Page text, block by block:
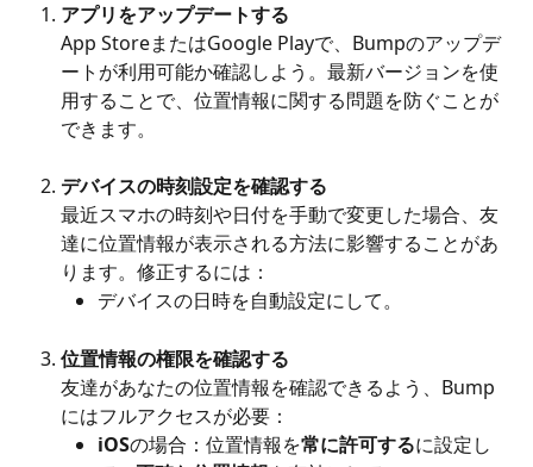
アプリをアップデートする
App StoreまたはGoogle Playで、Bumpのアップデ
ートが利用可能か確認しよう。最新バージョンを使
用することで、位置情報に関する問題を防ぐことが
できます。
デバイスの時刻設定を確認する
最近スマホの時刻や日付を手動で変更した場合、友
達に位置情報が表示される方法に影響することがあ
ります。修正するには：
デバイスの日時を自動設定にして。
位置情報の権限を確認する
友達があなたの位置情報を確認できるよう、Bump
にはフルアクセスが必要：
iOSの場合：位置情報を常に許可するに設定し